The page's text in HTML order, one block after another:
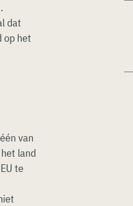
dat
op het
van
land
te